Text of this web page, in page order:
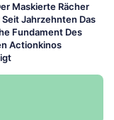
Maskierte Rächer
Seit Jahrzehnten Das
Fundament Des
Actionkinos